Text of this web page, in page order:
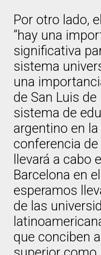
Por otro lado,
”hay una
significativa
sistema
una
de San Luis de
sistema de
argentino en
conferencia de
llevará a cabo
Barcelona en
esperamos
de las
que conciben